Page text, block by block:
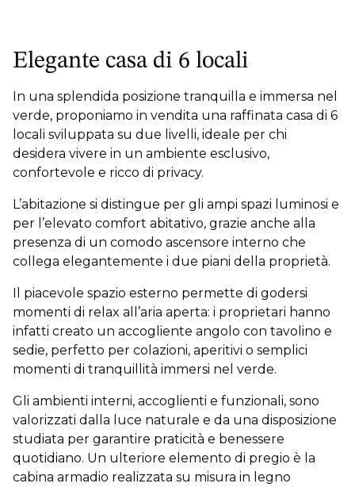
Elegante casa di 6 locali
In una splendida posizione tranquilla e immersa nel
verde, proponiamo in vendita una raffinata casa di 6
locali sviluppata su due livelli, ideale per chi
desidera vivere in un ambiente esclusivo,
confortevole e ricco di privacy.
L’abitazione si distingue per gli ampi spazi luminosi e
per l’elevato comfort abitativo, grazie anche alla
presenza di un comodo ascensore interno che
collega elegantemente i due piani della proprietà.
Il piacevole spazio esterno permette di godersi
momenti di relax all’aria aperta: i proprietari hanno
infatti creato un accogliente angolo con tavolino e
sedie, perfetto per colazioni, aperitivi o semplici
momenti di tranquillità immersi nel verde.
Gli ambienti interni, accoglienti e funzionali, sono
valorizzati dalla luce naturale e da una disposizione
studiata per garantire praticità e benessere
quotidiano. Un ulteriore elemento di pregio è la
cabina armadio realizzata su misura in legno